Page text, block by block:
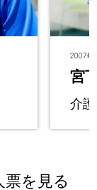
2007年
宮
介
を見る